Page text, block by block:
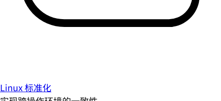
Linux 标准化